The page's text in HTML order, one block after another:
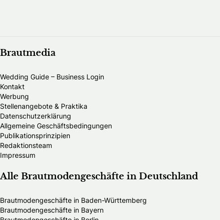
Brautmedia
Wedding Guide – Business Login
Kontakt
Werbung
Stellenangebote & Praktika
Datenschutzerklärung
Allgemeine Geschäftsbedingungen
Publikationsprinzipien
Redaktionsteam
Impressum
Alle Brautmodengeschäfte in Deutschland
Brautmodengeschäfte in Baden-Württemberg
Brautmodengeschäfte in Bayern